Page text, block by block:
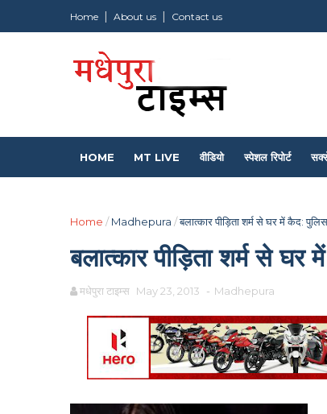
Home About us Contact us
HOME MT LIVE वीडियो स्पेशल रिपोर्ट
Home / Madhepura /बलात्कार पीड़िता शर्म से घर में कैद:
बलात्कार पीड़िता शर्म से
मधेपुरा टाइम्स May 23, 2013 - Madhepura